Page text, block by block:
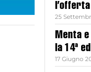
25
Menta
la 14ª
17 Giugno